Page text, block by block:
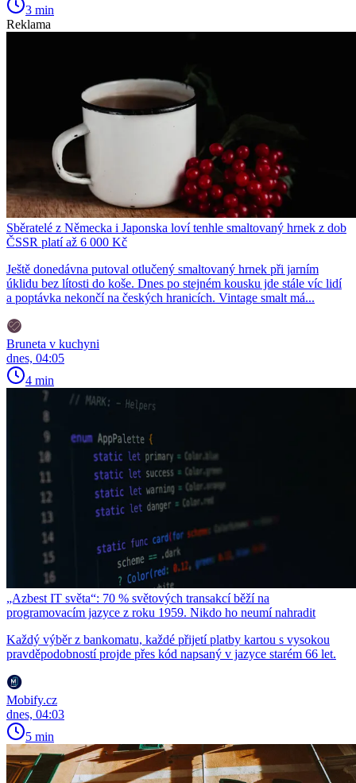
3 min
Reklama
Sběratelé z Německa i Japonska loví tenhle smaltovaný hrnek z dob
ČSSR platí až 6 000 Kč
Ještě donedávna putoval otlučený smaltovaný hrnek při jarním
úklidu bez lítosti do koše. Dnes po stejném kousku jde stále víc lidí
a poptávka nekončí na českých hranicích. Vintage smalt má...
Bruneta v kuchyni
dnes, 04:05
4 min
„Azbest IT světa“: 70 % světových transakcí běží na
programovacím jazyce z roku 1959. Nikdo ho neumí nahradit
Každý výběr z bankomatu, každé přijetí platby kartou s vysokou
pravděpodobností projde přes kód napsaný v jazyce starém 66 let.
Mobify.cz
dnes, 04:03
5 min